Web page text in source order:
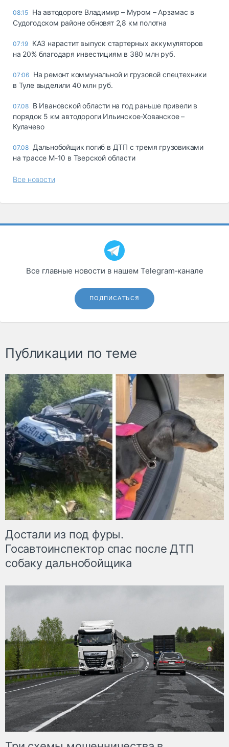
08:15 На автодороге Владимир – Муром – Арзамас в
Судогодском районе обновят 2,8 км полотна
07:19 КАЗ нарастит выпуск стартерных аккумуляторов
на 20% благодаря инвестициям в 380 млн руб.
07:06 На ремонт коммунальной и грузовой спецтехники
в Туле выделили 40 млн руб.
07.08 В Ивановской области на год раньше привели в
порядок 5 км автодороги Ильинское-Хованское –
Кулачево
07.08 Дальнобойщик погиб в ДТП с тремя грузовиками
на трассе М-10 в Тверской области
Все новости
Все главные новости в нашем Telegram‑канале
ПОДПИСАТЬСЯ
Публикации по теме
Достали из под фуры.
Госавтоинспектор спас после ДТП
собаку дальнобойщика